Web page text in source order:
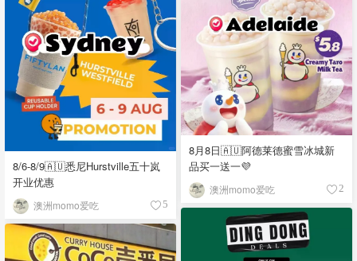
8月8日🇦🇺阿德莱德蜜雪冰城新
品买一送一💜
澳洲momo爱吃 2
8/6-8/9🇦🇺悉尼Hurstville五十岚
开业优惠
澳洲momo爱吃 5